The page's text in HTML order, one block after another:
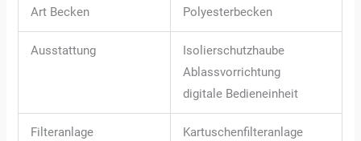
Art Becken Polyesterbecken
Ausstattung
Isolierschutzhaube
Ablassvorrichtung
digitale Bedieneinheit
Filteranlage Kartuschenfilteranlage